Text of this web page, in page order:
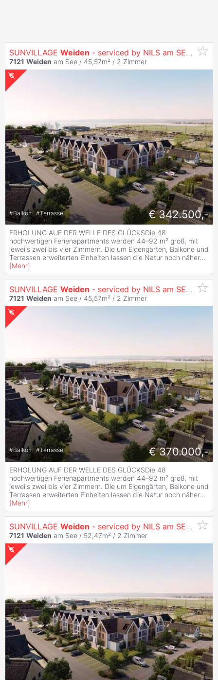
SUNVILLAGE Weiden - serviced by NILS am SEE (provisionsfrei)
7121 Weiden am See / 45,57m² / 2 Zimmer
#Balkon #Terrasse € 342.500,-
ERHOLUNG AUF DER WELLE DES GLÜCKSDie 48
hochwertigen Ferienapartments werden 44–92 m² groß, mit
jeweils zwei bis vier Zimmern. Die um Eigengärten, Balkone und
Terrassen erweiterten Einheiten lassen die Natur noch näher...
[Mehr]
SUNVILLAGE Weiden - serviced by NILS am SEE (provisionsfrei)
7121 Weiden am See / 45,57m² / 2 Zimmer
#Balkon #Terrasse € 370.000,-
ERHOLUNG AUF DER WELLE DES GLÜCKSDie 48
hochwertigen Ferienapartments werden 44–92 m² groß, mit
jeweils zwei bis vier Zimmern. Die um Eigengärten, Balkone und
Terrassen erweiterten Einheiten lassen die Natur noch näher...
[Mehr]
SUNVILLAGE Weiden - serviced by NILS am SEE (provisionsfrei)
7121 Weiden am See / 52,47m² / 2 Zimmer